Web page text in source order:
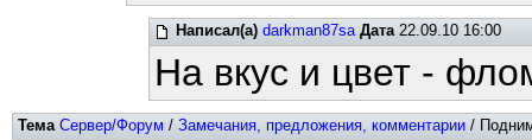
Написал(а) darkman87sa Дата22.09.10 16:00
На вкус и цвет -
Тема Сервер/Форум / Замечания, предложения, комментарии /